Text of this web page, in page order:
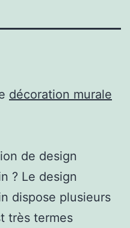
décoration murale
de design
? Le design
dispose plusieurs
très termes